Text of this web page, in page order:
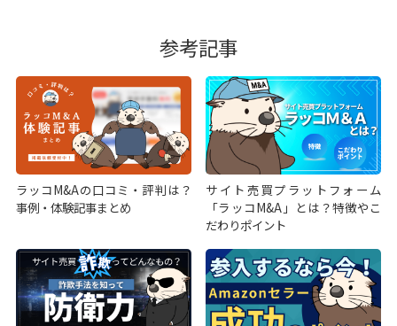
参考記事
ラッコM&Aの口コミ・評判は？
事例・体験記事まとめ
サイト売買プラットフォーム
「ラッコM&A」とは？特徴やこ
だわりポイント